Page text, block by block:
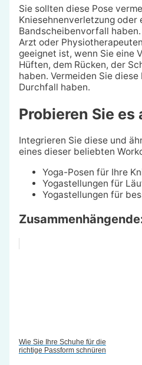
Sie sollten diese Pose
Kniesehnenverletzung oder
Bandscheibenvorfall
Arzt oder
geeignet ist, wenn Sie eine
Hüften, dem Rücken, der
haben. Vermeiden Sie diese
Durchfall haben.
Probieren Sie es
Integrieren Sie diese und
eines dieser beliebten
Yoga-Posen für Ihre
Yogastellungen für
Yogastellungen für
Wie Sie Ihre Schuhe für die
richtige Passform schnüren